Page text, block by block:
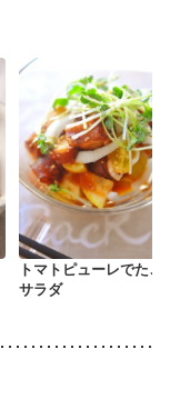
トマトピューレでたこ
サラダ